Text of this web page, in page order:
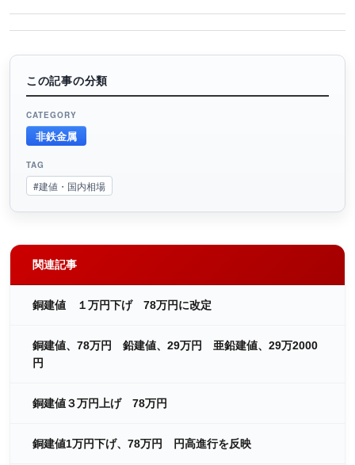
この記事の分類
CATEGORY
非鉄金属
TAG
#建値・国内相場
関連記事
銅建値 １万円下げ 78万円に改定
銅建値、78万円 鉛建値、29万円 亜鉛建値、29万2000
円
銅建値３万円上げ 78万円
銅建値1万円下げ、78万円 円高進行を反映